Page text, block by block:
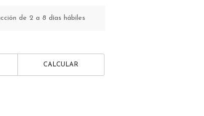
de 2 a 8 días hábiles
CALCULAR